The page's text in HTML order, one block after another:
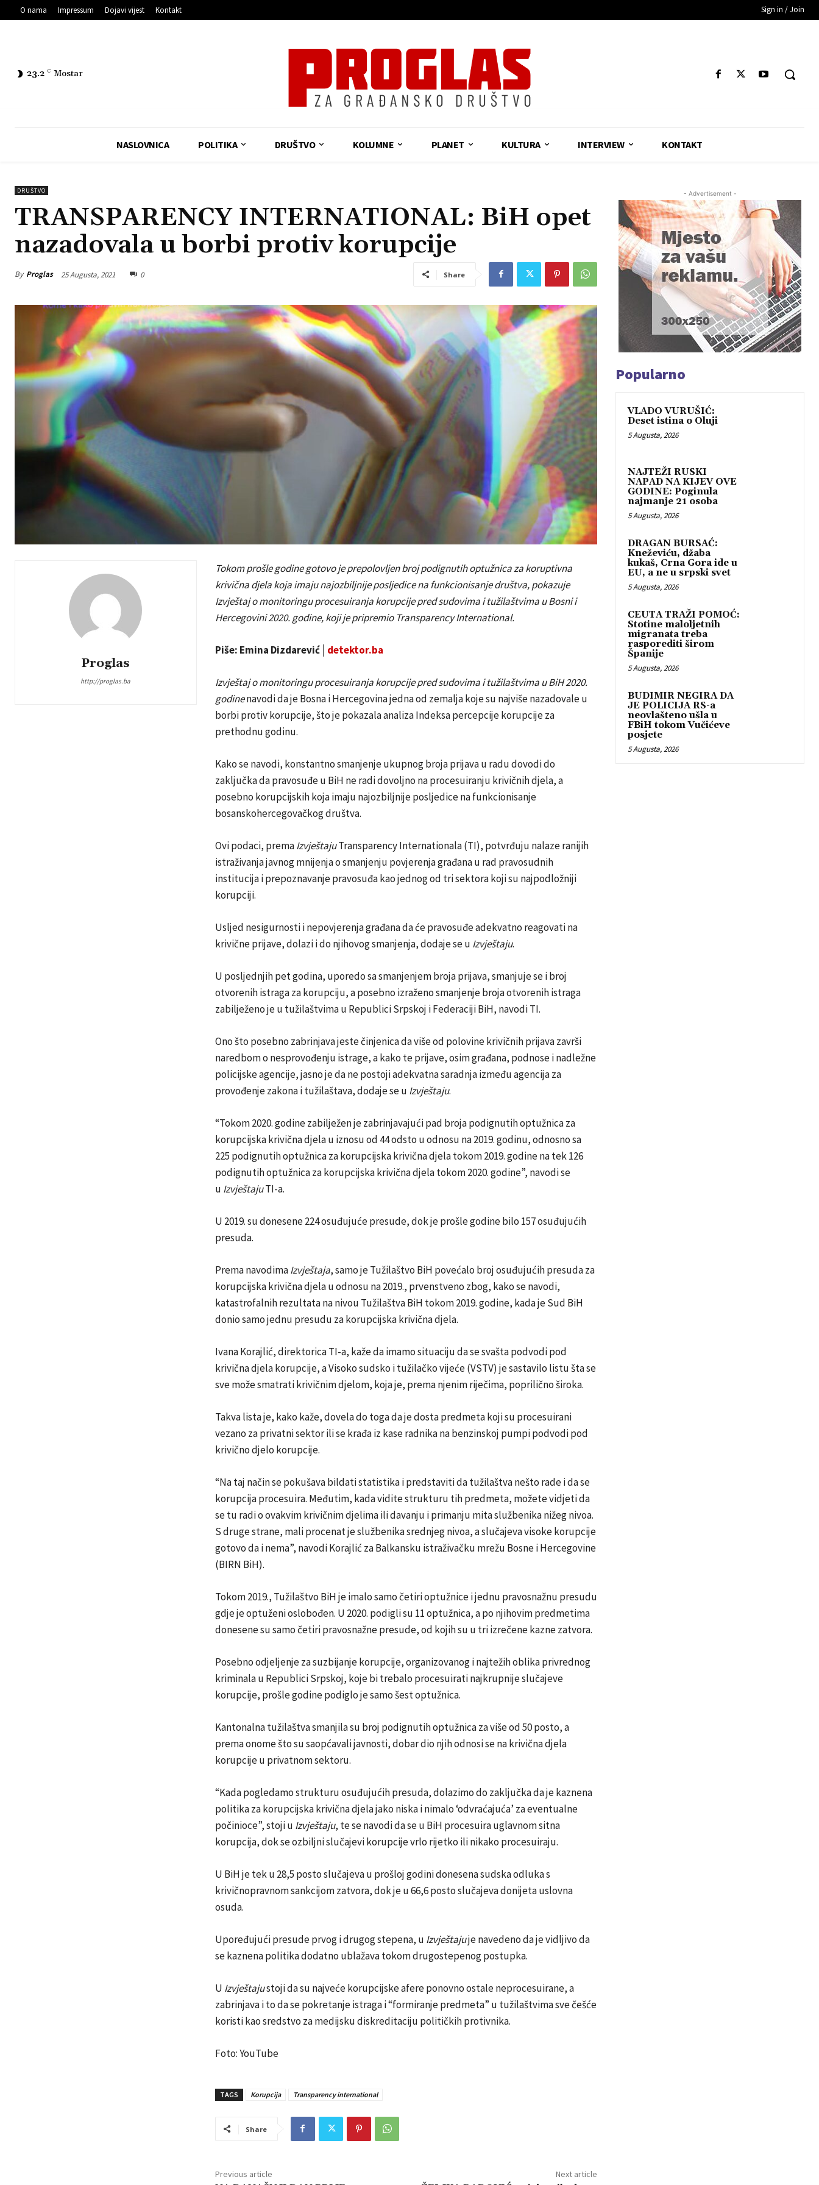
O nama Impressum Dojavi vijest Kontakt Sign in / Join
23.2 C Mostar
NASLOVNICA POLITIKA DRUŠTVO KOLUMNE PLANET KULTURA INTERVIEW KONTAKT
DRUŠTVO
TRANSPARENCY INTERNATIONAL: BiH opet
nazadovala u borbi protiv korupcije
By Proglas 25 Augusta, 2021 0 Share
Proglas
http://proglas.ba
Tokom prošle godine gotovo je prepolovljen broj podignutih optužnica za koruptivna
krivična djela koja imaju najozbiljnije posljedice na funkcionisanje društva, pokazuje
Izvještaj o monitoringu procesuiranja korupcije pred sudovima i tužilaštvima u Bosni i
Hercegovini 2020. godine, koji je pripremio Transparency International.
Piše: Emina Dizdarević│ detektor.ba
Izvještaj o monitoringu procesuiranja korupcije pred sudovima i tužilaštvima u BiH 2020.
godinenavodi da je Bosna i Hercegovina jedna od zemalja koje su najviše nazadovale u
borbi protiv korupcije, što je pokazala analiza Indeksa percepcije korupcije za
prethodnu godinu.
Kako se navodi, konstantno smanjenje ukupnog broja prijava u radu dovodi do
zaključka da pravosuđe u BiH ne radi dovoljno na procesuiranju krivičnih djela, a
posebno korupcijskih koja imaju najozbiljnije posljedice na funkcionisanje
bosanskohercegovačkog društva.
Ovi podaci, premaIzvještajuTransparency Internationala (TI), potvrđuju nalaze ranijih
istraživanja javnog mnijenja o smanjenju povjerenja građana u rad pravosudnih
institucija i prepoznavanje pravosuđa kao jednog od tri sektora koji su najpodložniji
korupciji.
Usljed nesigurnosti i nepovjerenja građana da će pravosuđe adekvatno reagovati na
krivične prijave, dolazi i do njihovog smanjenja, dodaje se u Izvještaju.
U posljednjih pet godina, uporedo sa smanjenjem broja prijava, smanjuje se i broj
otvorenih istraga za korupciju, a posebno izraženo smanjenje broja otvorenih istraga
zabilježeno je u tužilaštvima u Republici Srpskoj i Federaciji BiH, navodi TI.
Ono što posebno zabrinjava jeste činjenica da više od polovine krivičnih prijava završi
naredbom o nesprovođenju istrage, a kako te prijave, osim građana, podnose i nadležne
policijske agencije, jasno je da ne postoji adekvatna saradnja između agencija za
provođenje zakona i tužilaštava, dodaje se u Izvještaju.
“Tokom 2020. godine zabilježen je zabrinjavajući pad broja podignutih optužnica za
korupcijska krivična djela u iznosu od 44 odsto u odnosu na 2019. godinu, odnosno sa
225 podignutih optužnica za korupcijska krivična djela tokom 2019. godine na tek 126
podignutih optužnica za korupcijska krivična djela tokom 2020. godine”, navodi se
u IzvještajuTI-a.
U 2019. su donesene 224 osuđujuće presude, dok je prošle godine bilo 157 osuđujućih
presuda.
Prema navodimaIzvještaja, samo je Tužilaštvo BiH povećalo broj osuđujućih presuda za
korupcijska krivična djela u odnosu na 2019., prvenstveno zbog, kako se navodi,
katastrofalnih rezultata na nivou Tužilaštva BiH tokom 2019. godine, kada je Sud BiH
donio samo jednu presudu za korupcijska krivična djela.
Ivana Korajlić, direktorica TI-a, kaže da imamo situaciju da se svašta podvodi pod
krivična djela korupcije, a Visoko sudsko i tužilačko vijeće (VSTV) je sastavilo listu šta se
sve može smatrati krivičnim djelom, koja je, prema njenim riječima, poprilično široka.
Takva lista je, kako kaže, dovela do toga da je dosta predmeta koji su procesuirani
vezano za privatni sektor ili se krađa iz kase radnika na benzinskoj pumpi podvodi pod
krivično djelo korupcije.
“Na taj način se pokušava bildati statistika i predstaviti da tužilaštva nešto rade i da se
korupcija procesuira. Međutim, kada vidite strukturu tih predmeta, možete vidjeti da
se tu radi o ovakvim krivičnim djelima ili davanju i primanju mita službenika nižeg nivoa.
S druge strane, mali procenat je službenika srednjeg nivoa, a slučajeva visoke korupcije
gotovo da i nema”, navodi Korajlić za Balkansku istraživačku mrežu Bosne i Hercegovine
(BIRN BiH).
Tokom 2019., Tužilaštvo BiH je imalo samo četiri optužnice i jednu pravosnažnu presudu
gdje je optuženi oslobođen. U 2020. podigli su 11 optužnica, a po njihovim predmetima
donesene su samo četiri pravosnažne presude, od kojih su u tri izrečene kazne zatvora.
Posebno odjeljenje za suzbijanje korupcije, organizovanog i najtežih oblika privrednog
kriminala u Republici Srpskoj, koje bi trebalo procesuirati najkrupnije slučajeve
korupcije, prošle godine podiglo je samo šest optužnica.
Kantonalna tužilaštva smanjila su broj podignutih optužnica za više od 50 posto, a
prema onome što su saopćavali javnosti, dobar dio njih odnosi se na krivična djela
korupcije u privatnom sektoru.
“Kada pogledamo strukturu osuđujućih presuda, dolazimo do zaključka da je kaznena
politika za korupcijska krivična djela jako niska i nimalo ‘odvraćajuća’ za eventualne
počinioce”, stoji u Izvještaju, te se navodi da se u BiH procesuira uglavnom sitna
korupcija, dok se ozbiljni slučajevi korupcije vrlo rijetko ili nikako procesuiraju.
U BiH je tek u 28,5 posto slučajeva u prošloj godini donesena sudska odluka s
krivičnopravnom sankcijom zatvora, dok je u 66,6 posto slučajeva donijeta uslovna
osuda.
Upoređujući presude prvog i drugog stepena, u Izvještajuje navedeno da je vidljivo da
se kaznena politika dodatno ublažava tokom drugostepenog postupka.
U Izvještajustoji da su najveće korupcijske afere ponovno ostale neprocesuirane, a
zabrinjava i to da se pokretanje istraga i “formiranje predmeta” u tužilaštvima sve češće
koristi kao sredstvo za medijsku diskreditaciju političkih protivnika.
Foto: YouTube
TAGS Korupcija Transparency international
Share
Previous article Next article
- Advertisement -
Popularno
VLADO VURUŠIĆ:
Deset istina o Oluji
5 Augusta, 2026
NAJTEŽI RUSKI
NAPAD NA KIJEV OVE
GODINE: Poginula
najmanje 21 osoba
5 Augusta, 2026
DRAGAN BURSAĆ:
Kneževiću, džaba
kukaš, Crna Gora ide u
EU, a ne u srpski svet
5 Augusta, 2026
CEUTA TRAŽI POMOĆ:
Stotine maloljetnih
migranata treba
rasporediti širom
Španije
5 Augusta, 2026
BUDIMIR NEGIRA DA
JE POLICIJA RS-a
neovlašteno ušla u
FBiH tokom Vučićeve
posjete
5 Augusta, 2026